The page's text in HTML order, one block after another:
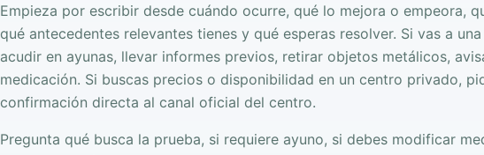
Empieza por escribir desde cuándo ocurre, qué lo mejora o empeora,
qué antecedentes relevantes tienes y qué esperas resolver. Si vas a
acudir en ayunas, llevar informes previos, retirar objetos metálicos,
medicación. Si buscas precios o disponibilidad en un centro privado,
confirmación directa al canal oficial del centro.
Pregunta qué busca la prueba, si requiere ayuno, si debes modificar